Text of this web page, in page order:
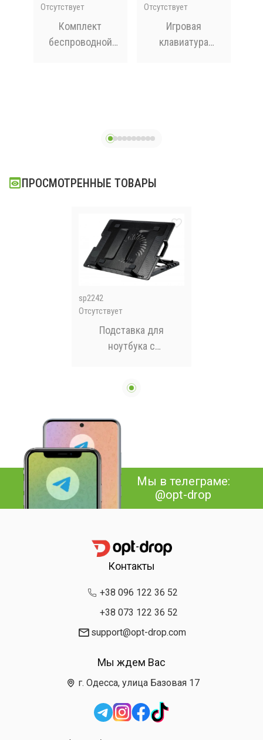
Отсутствует
Комплект
беспроводной
Отсутствует
Игровая
клавиатура
ПРОСМОТРЕННЫЕ ТОВАРЫ
sp2242
Отсутствует
Подставка для
ноутбука с
Мы в телеграме:
@opt-drop
Контакты
+38 096 122 36 52
+38 073 122 36 52
support@opt-drop.com
Мы ждем Вас
г. Одесса, улица Базовая 17